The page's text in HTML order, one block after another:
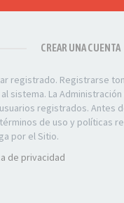
CREAR UNA CUENTA
registrado. Registrarse
sistema. La
registrados. Antes
de uso y políticas
por el Sitio.
de privacidad